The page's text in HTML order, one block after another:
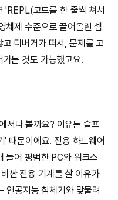
'REPL(코드를 한 줄씩 쳐서
체제 수준으로 끌어올린 셈
디버거가 떠서, 문제를 고
는 것도 가능했고요.
서나 볼까요? 이유는 슬프
때문이에요. 전용 하드웨어
들어 평범한 PC와 워크스
싼 전용 기계를 살 이유가
인공지능 침체기와 맞물려